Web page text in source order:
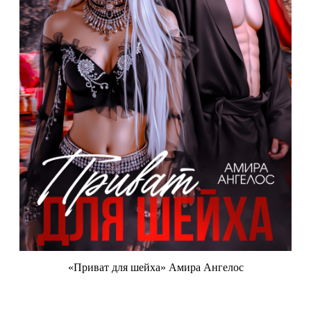
«Приват для шейха» Амира Ангелос